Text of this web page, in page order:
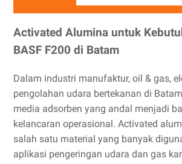
Activated Alumina untuk
BASF F200 di Batam
Dalam industri manufaktur, oil & gas,
pengolahan udara bertekanan di
media adsorben yang andal menjadi
kelancaran operasional. Activated
salah satu material yang banyak
aplikasi pengeringan udara dan gas